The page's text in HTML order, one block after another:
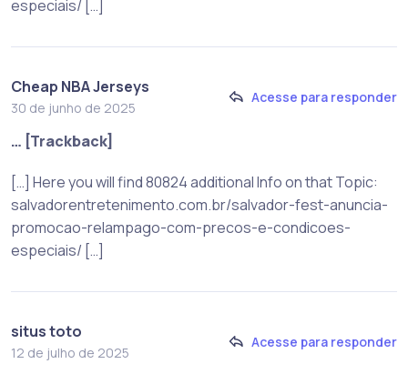
especiais/ […]
Cheap NBA Jerseys
30 de junho de 2025
Acesse para responder
… [Trackback]
[…] Here you will find 80824 additional Info on that Topic:
salvadorentretenimento.com.br/salvador-fest-anuncia-
promocao-relampago-com-precos-e-condicoes-
especiais/ […]
situs toto
12 de julho de 2025
Acesse para responder